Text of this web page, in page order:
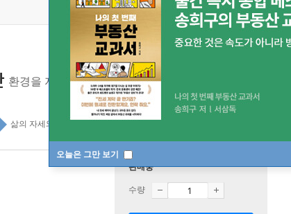
오늘은 그만 보기
환경을 지키는 작은 다짐들
삶의 자세와 지혜 top100 32주
판매중
수량